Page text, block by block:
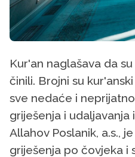
Kur'an naglašava da
činili. Brojni su
sve nedaće i
griješenja i udaljavanja
Allahov Poslanik, a.s.,
griješenja po čovjeka i